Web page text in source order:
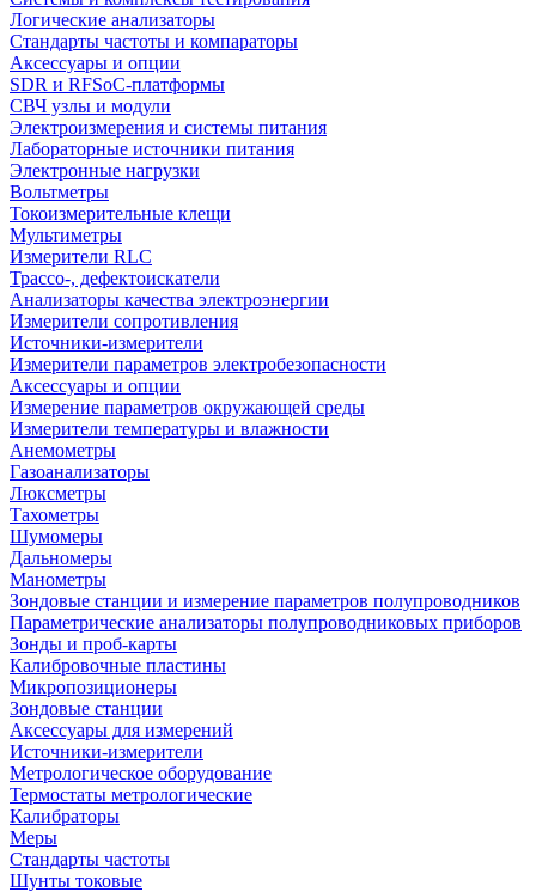
Логические анализаторы
Стандарты частоты и компараторы
Аксессуары и опции
SDR и RFSoC‑платформы
СВЧ узлы и модули
Электроизмерения и системы питания
Лабораторные источники питания
Электронные нагрузки
Вольтметры
Токоизмерительные клещи
Мультиметры
Измерители RLC
Трассо-, дефектоискатели
Анализаторы качества электроэнергии
Измерители сопротивления
Источники-измерители
Измерители параметров электробезопасности
Аксессуары и опции
Измерение параметров окружающей среды
Измерители температуры и влажности
Анемометры
Газоанализаторы
Люксметры
Тахометры
Шумомеры
Дальномеры
Манометры
Зондовые станции и измерение параметров полупроводников
Параметрические анализаторы полупроводниковых приборов
Зонды и проб-карты
Калибровочные пластины
Микропозиционеры
Зондовые станции
Аксессуары для измерений
Источники-измерители
Метрологическое оборудование
Термостаты метрологические
Калибраторы
Меры
Стандарты частоты
Шунты токовые